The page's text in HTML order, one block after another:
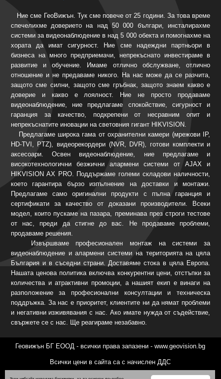
Ние сме ГеоВижън. Тук сме повече от 25 години. За това време
спечелихме доверието на над 50 000 българи, инсталирахме
системи за видеонаблюдение в над 5 000 обекта и помогнахме на
хората да имат сигурност. Ние сме надеждни партньори в
бизнеса на много предприемачи, непрекъснато инвестираме в
развитие и обучение. Имаме отлично обслужване, отлично
отношение и не предаваме никого. На нас може да се разчита,
защото сме силни, защото сме гръбнак, защото знаем какво е
доверие и какво е лоялност. Ние не просто продаваме
видеонаблюдение, ние предлагаме спокойствие, сигурност и
гаранция за качество, подкрепени от несравним опит и
непрекъснатите иновации на световния гигант HIKVISION.
Предлагаме широка гама от охранителни камери (мрежови IP,
HD-TVI, PTZ), видеорекордери (NVR, DVR), готови комплекти и
аксесоари. Освен видеонаблюдение, ние предлагаме и
високотехнологични безжични алармени системи от AJAX и
HIKVISION AX PRO. Поддържаме големи складови наличности,
което гарантира бързо изпълнение на доставки и монтажи.
Предлагаме само оригинални продукти с пълна гаранция и
сертификати за качество от доказани производители. Всеки
модел, които пускаме на пазара, преминава през строги тестове
от нас, преди да стигне до вас. Не продаваме проблеми,
продаваме решения.
Извършваме професионален монтаж на системи за
видеонаблюдение и алармени системи на територията на цяла
България и в съседни страни. Доставяме стока в цяла Европа.
Нашата ценова политика включва конкурентни цени, отстъпки за
количества и атрактивни промоции, а нашият екип е винаги на
разположение за професионални консултации и техническа
поддръжка. За нас е приоритет, клиентите ни да нямат проблеми
и негативни изживявания с нас. Ако имате нужда от съдействие,
свържете се с нас. Ще реагираме незабавно.
Геовижън БГ ЕООД - всички права запазени - www.geovision.bg
Всички цени в сайта са с начислен ДДС